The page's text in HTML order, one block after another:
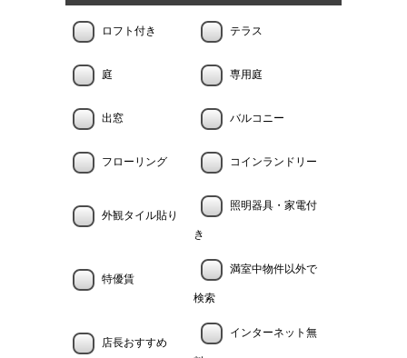
ロフト付き テラス
庭 専用庭
出窓 バルコニー
フローリング コインランドリー
外観タイル貼り
照明器具・家電付
き
特優賃
満室中物件以外で
検索
店長おすすめ
インターネット無